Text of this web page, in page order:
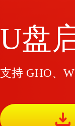
U盘
支持 GHO、